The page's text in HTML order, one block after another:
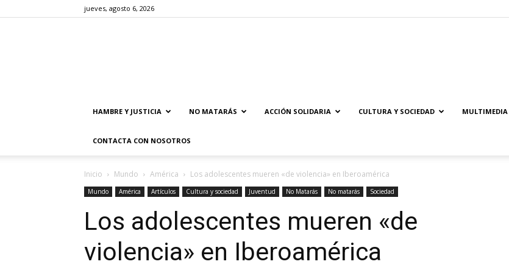
jueves, agosto 6, 2026
HAMBRE Y JUSTICIA NO MATARÁS ACCIÓN SOLIDARIA CULTURA Y SOCIEDAD MULTIMEDIA
CONTACTA CON NOSOTROS
Inicio Mundo América Los adolescentes mueren «de violencia» en Iberoamérica
Mundo América Artículos Cultura y sociedad Juventud No Matarás No matarás Sociedad
Los adolescentes mueren «de
violencia» en Iberoamérica